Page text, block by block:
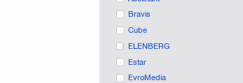
Bravis
Cube
ELENBERG
Estar
EvroMedia